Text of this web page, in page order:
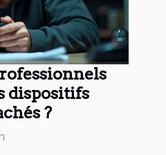
dispositifs
?